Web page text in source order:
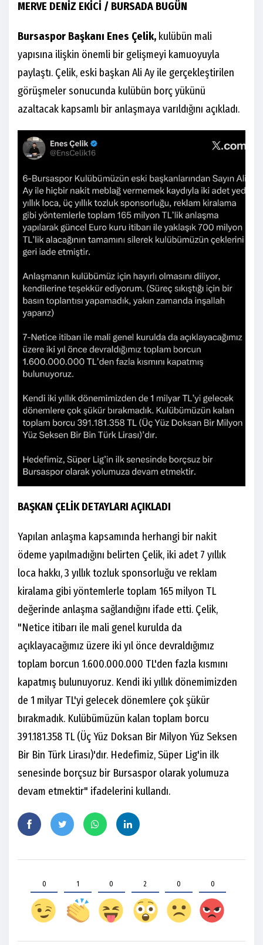
MERVE DENİZ EKİCİ / BURSADA BUGÜN
Bursaspor Başkanı Enes Çelik, kulübün mali
yapısına ilişkin önemli bir gelişmeyi kamuoyuyla
paylaştı. Çelik, eski başkan Ali Ay ile gerçekleştirilen
görüşmeler sonucunda kulübün borç yükünü
azaltacak kapsamlı bir anlaşmaya varıldığını açıkladı.
BAŞKAN ÇELİK DETAYLARI AÇIKLADI
Yapılan anlaşma kapsamında herhangi bir nakit
ödeme yapılmadığını belirten Çelik, iki adet 7 yıllık
loca hakkı, 3 yıllık tozluk sponsorluğu ve reklam
kiralama gibi yöntemlerle toplam 165 milyon TL
değerinde anlaşma sağlandığını ifade etti. Çelik,
"Netice itibarı ile mali genel kurulda da
açıklayacağımız üzere iki yıl önce devraldığımız
toplam borcun 1.600.000.000 TL'den fazla kısmını
kapatmış bulunuyoruz. Kendi iki yıllık dönemimizden
de 1 milyar TL'yi gelecek dönemlere çok şükür
bırakmadık. Kulübümüzün kalan toplam borcu
391.181.358 TL (Üç Yüz Doksan Bir Milyon Yüz Seksen
Bir Bin Türk Lirası)'dır. Hedefimiz, Süper Lig'in ilk
senesinde borçsuz bir Bursaspor olarak yolumuza
devam etmektir" ifadelerini kullandı.
0 1 0 2 0 0